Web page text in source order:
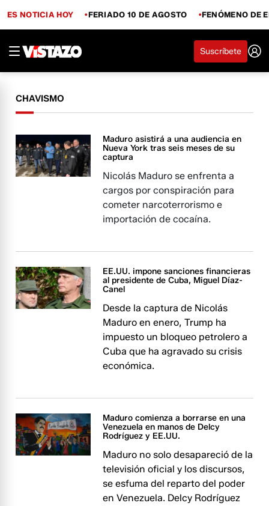
ES NOTICIA HOY FERIADO 10 DE AGOSTO FENÓMENO DE
Suscríbete
CHAVISMO
Maduro asistirá a una audiencia en
Nueva York tras seis meses de su
captura
Nicolás Maduro se enfrenta a
cargos por conspiración para
cometer narcoterrorismo e
importación de cocaína.
EE.UU. impone sanciones financieras
al presidente de Cuba, Miguel Díaz-
Canel
Desde la captura de Nicolás
Maduro en enero, Trump ha
impuesto un bloqueo petrolero a
Cuba que ha agravado su crisis
económica.
Maduro comienza a borrarse en una
Venezuela en manos de Delcy
Rodríguez y EE.UU.
Maduro no solo desapareció de la
televisión oficial y los discursos,
se esfuma del reparto del poder
en Venezuela. Delcy Rodríguez